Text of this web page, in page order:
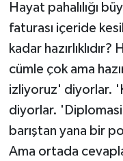
Hayat pahalılığı
faturası içeride
kadar
cümle çok ama
izliyoruz' diyorlar.
diyorlar.
barıştan yana bir
Ama ortada